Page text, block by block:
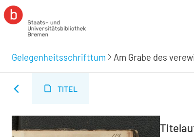
Gelegenheitsschrifttum Am Grabe des
TITEL